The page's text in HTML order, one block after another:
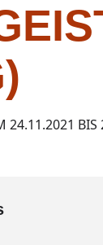
24.11.2021